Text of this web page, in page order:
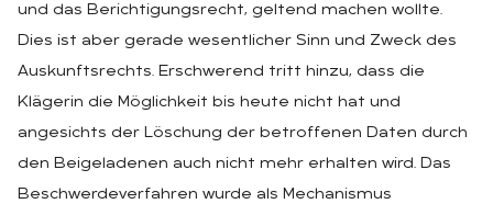
und das Berichtigungsrecht, geltend machen wollte.
Dies ist aber gerade wesentlicher Sinn und Zweck des
Auskunftsrechts. Erschwerend tritt hinzu, dass die
Klägerin die Möglichkeit bis heute nicht hat und
angesichts der Löschung der betroffenen Daten durch
den Beigeladenen auch nicht mehr erhalten wird. Das
Beschwerdeverfahren wurde als Mechanismus